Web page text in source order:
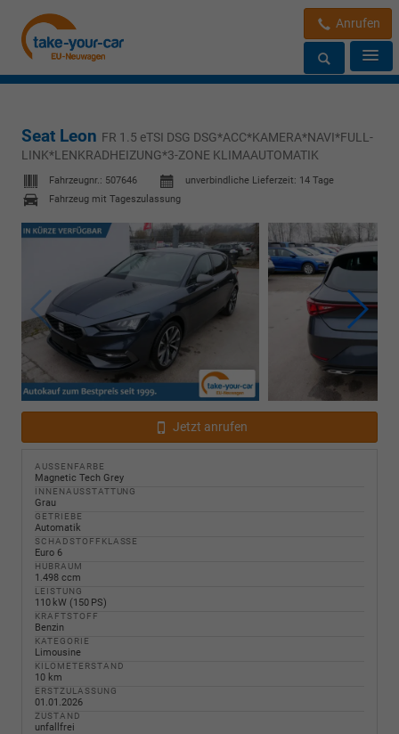
Anrufen
Seat Leon FR 1.5 eTSI DSG DSG*ACC*KAMERA*NAVI*FULL-
LINK*LENKRADHEIZUNG*3-ZONE KLIMAAUTOMATIK
Fahrzeugnr.: 507646 unverbindliche Lieferzeit: 14 Tage
Fahrzeug mit Tageszulassung
Jetzt anrufen
AUSSENFARBE
Magnetic Tech Grey
INNENAUSSTATTUNG
Grau
GETRIEBE
Automatik
SCHADSTOFFKLASSE
Euro 6
HUBRAUM
1.498 ccm
LEISTUNG
110 kW (150 PS)
KRAFTSTOFF
Benzin
KATEGORIE
Limousine
KILOMETERSTAND
10 km
ERSTZULASSUNG
01.01.2026
ZUSTAND
unfallfrei